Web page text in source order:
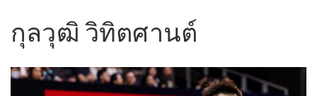
กุลวุฒิ วิทิตศานต์